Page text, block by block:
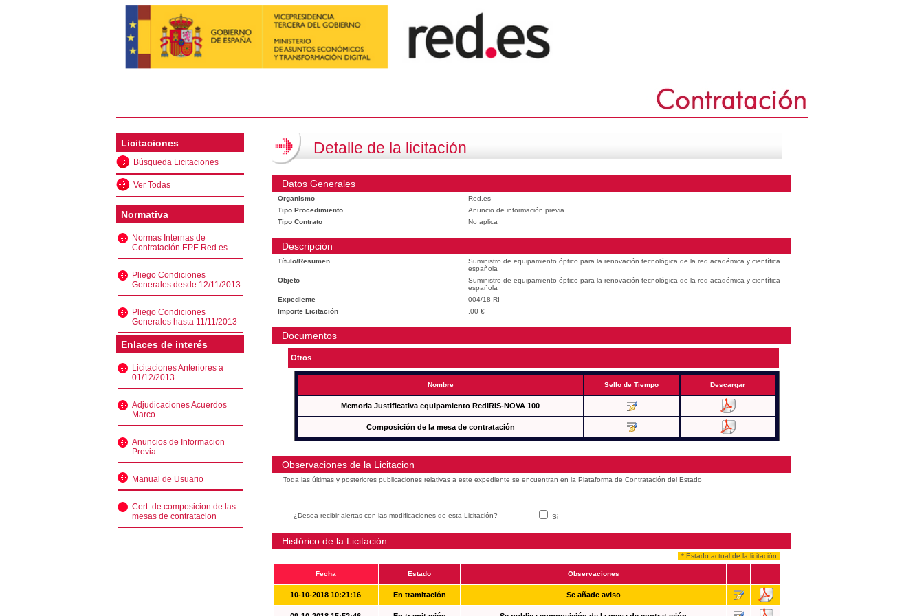
Licitaciones
Búsqueda Licitaciones
Ver Todas
Normativa
Normas Internas de
Contratación EPE Red.es
Pliego Condiciones
Generales desde 12/11/2013
Pliego Condiciones
Generales hasta 11/11/2013
Enlaces de interés
Licitaciones Anteriores a
01/12/2013
Adjudicaciones Acuerdos
Marco
Anuncios de Informacion
Previa
Manual de Usuario
Cert. de composicion de las
mesas de contratacion
Detalle de la licitación
Datos Generales
Organismo
Red.es
Tipo Procedimiento
Anuncio de información previa
Tipo Contrato
No aplica
Descripción
Título/Resumen
Suministro de equipamiento óptico para la renovación tecnológica de la red académica y científica
española
Objeto
Suministro de equipamiento óptico para la renovación tecnológica de la red académica y científica
española
Expediente
004/18-RI
Importe Licitación
,00 €
Documentos
Otros
Nombre Sello de Tiempo Descargar
Memoria Justificativa equipamiento RedIRIS-NOVA 100
Composición de la mesa de contratación
Observaciones de la Licitacion
Toda las últimas y posteriores publicaciones relativas a este expediente se encuentran en la Plataforma de Contratación del Estado
¿Desea recibir alertas con las modificaciones de esta Licitación? Si
Histórico de la Licitación
* Estado actual de la licitación
Fecha Estado Observaciones
10-10-2018 10:21:16 En tramitación Se añade aviso